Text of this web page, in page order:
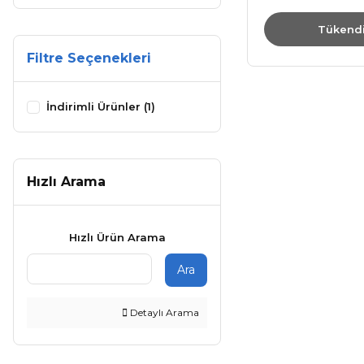
Filtre Seçenekleri
İndirimli Ürünler (1)
Hızlı Arama
Hızlı Ürün Arama
Ara
Detaylı Arama